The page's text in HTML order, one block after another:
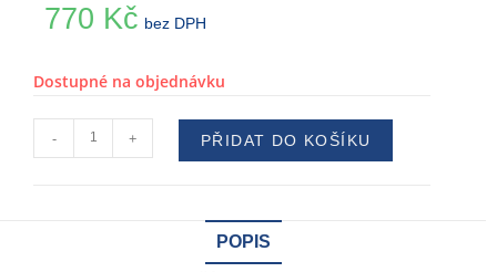
770 Kč bez DPH
Dostupné na objednávku
- + PŘIDAT DO KOŠÍKU
POPIS